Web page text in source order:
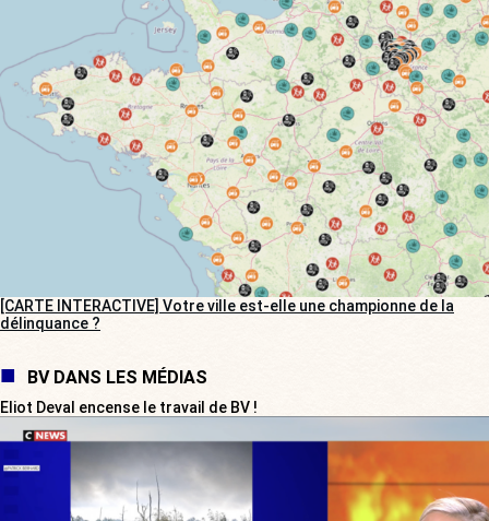
[CARTE INTERACTIVE] Votre ville est-elle une championne de la
délinquance ?
BV DANS LES MÉDIAS
Eliot Deval encense le travail de BV !